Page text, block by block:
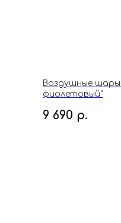
Воздушные
фиолетовый"
9 690 р.